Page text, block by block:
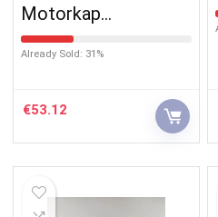
Motorkap…
Already Sold: 31%
€53.12